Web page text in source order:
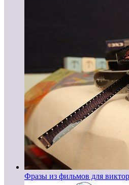
Фразы из фильмов для